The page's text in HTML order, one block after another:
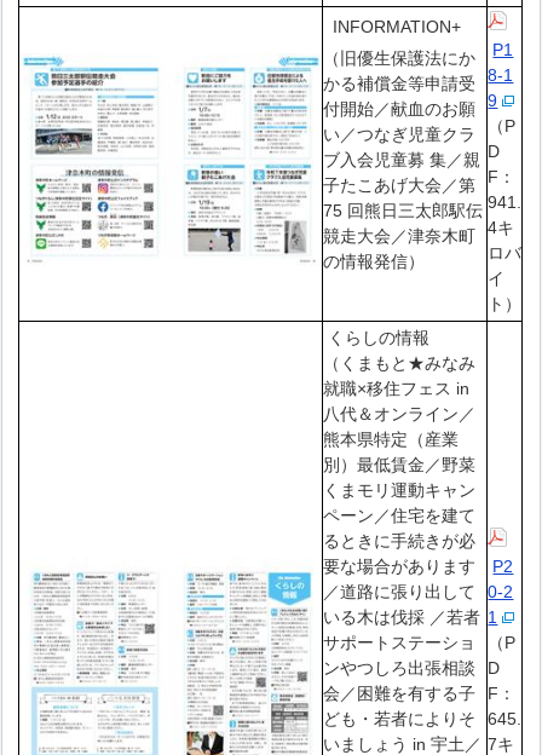
INFORMATION+
（旧優生保護法にか
かる補償金等申請受
付開始／献血のお願
い／つなぎ児童クラ
ブ入会児童募 集／親
子たこあげ大会／第
75 回熊日三太郎駅伝
競走大会／津奈木町
の情報発信）
P1
8-1
9
（P
D
F：
941.
4キ
ロバ
イ
ト）
くらしの情報
（くまもと★みなみ
就職×移住フェス in
八代＆オンライン／
熊本県特定（産業
別）最低賃金／野菜
くまモリ運動キャン
ペーン／住宅を建て
るときに手続きが必
要な場合があります
／道路に張り出して
いる木は伐採 ／若者
サポートステーショ
ンやつしろ出張相談
会／困難を有する子
ども・若者によりそ
いましょう in 宇土／
P2
0-2
1
（P
D
F：
645.
7キ